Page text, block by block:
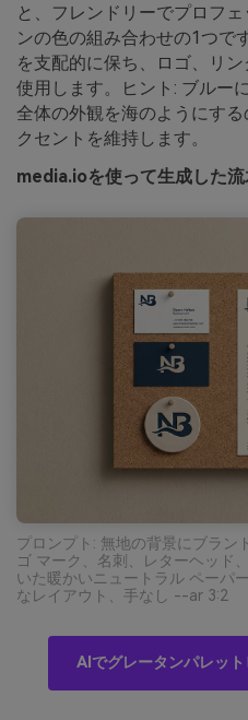
と、フレンドリーでプロフ
ンの色の組み合わせの1つで
を支配的に保ち、ロゴ、リ
使用します。ヒント: ブルー
全体の外観を海のようにす
クセントを維持します。
media.ioを使って生成した
プロンプト: 無地の背景にブラン
ゴ マーク、名刺、レターヘッド
いた暖かいニュートラル ペーパ
なレイアウト、手なし --ar 3:2
AIでグレータンパレッ